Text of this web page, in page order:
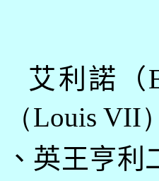
艾利諾（
（Louis VII）
、英王亨利